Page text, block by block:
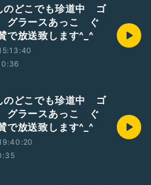
のどこでも珍道中 ゴ
グラースあっこ ぐ
で放送致します^_^
のどこでも珍道中 ゴ
グラースあっこ ぐ
で放送致します^_^